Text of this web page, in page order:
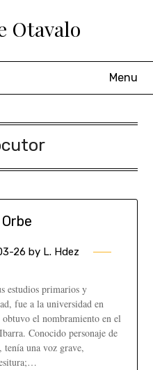
Otavalo
Menu
26 by L. Hdez
estudios primarios y
fue a la universidad en
el nombramiento en el
Conocido personaje de
una voz grave,